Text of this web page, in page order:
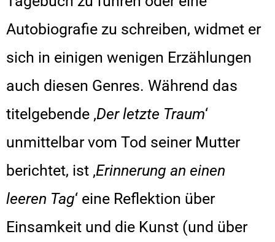
Autobiografie zu schreiben, widmet er
sich in einigen wenigen Erzählungen
auch diesen Genres. Während das
titelgebende ‚Der letzte Traum‘
unmittelbar vom Tod seiner Mutter
berichtet, ist ‚Erinnerung an einen
leeren Tag‘ eine Reflektion über
Einsamkeit und die Kunst (und über